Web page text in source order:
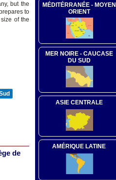
but the
to
of the
de
MÉDITÉRRANÉE - MOYEN
ORIENT
MER NOIRE - CAUCASE
DU SUD
ASIE CENTRALE
AMÉRIQUE LATINE